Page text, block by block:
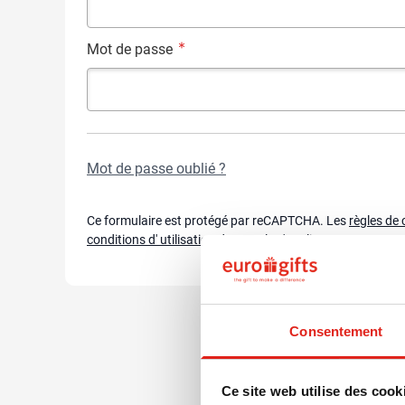
Consentement
Ce site web utilise des
Afficher le sous-
Alimentation & boissons
Afficher le sous-
Outillage & lampes
Afficher le sous-
Afficher le sous-
Inspiration
Promotions & coup de cœur
Afficher le sous-
Mot de passe
Mot de passe oublié ?
Ce formulaire est protégé par reCAPTCHA. Les règles de
conditions d' utilisation
de Google s'appliquent.